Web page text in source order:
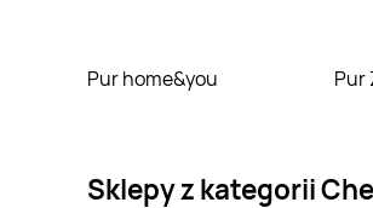
Pur home&you
Sklepy z kategorii